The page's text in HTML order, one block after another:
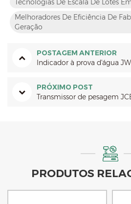
Tecnologias De Escala De Lotes
Melhoradores De Eficiência De
Geração
POSTAGEM ANTERIOR
Indicador à prova d'água
PRÓXIMO POST
Transmissor de pesagem
PRODUTOS